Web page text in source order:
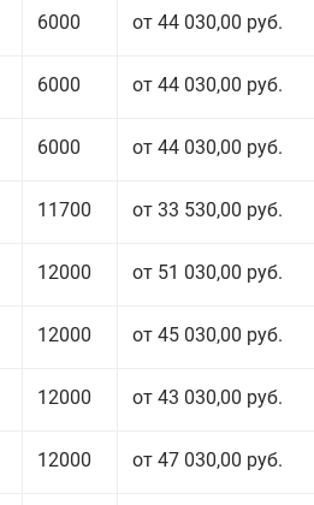
6000 от 44 030,00 руб.
6000 от 44 030,00 руб.
6000 от 44 030,00 руб.
11700 от 33 530,00 руб.
12000 от 51 030,00 руб.
12000 от 45 030,00 руб.
12000 от 43 030,00 руб.
12000 от 47 030,00 руб.